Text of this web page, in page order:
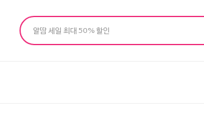
알땀 세일 최대 50% 할인